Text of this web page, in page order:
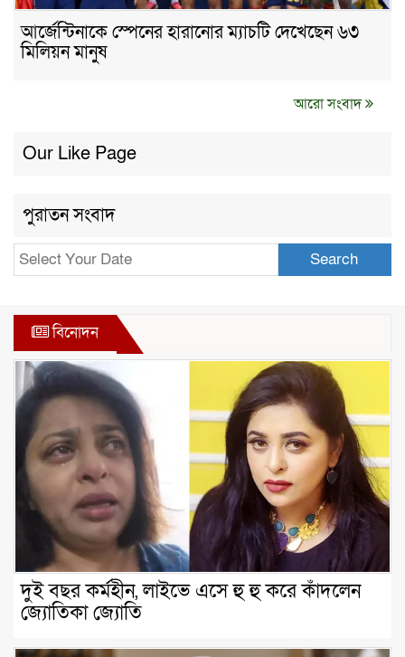
আর্জেন্টিনাকে স্পেনের হারানোর ম্যাচটি দেখেছেন ৬৩
মিলিয়ন মানুষ
আরো সংবাদ
Our Like Page
পুরাতন সংবাদ
Search
বিনোদন
দুই বছর কর্মহীন, লাইভে এসে হু হু করে কাঁদলেন
জ্যোতিকা জ্যোতি